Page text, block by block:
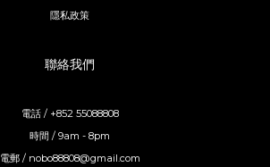
隱私政策
聯絡我們
電話 / +852 55088808
時間 / 9am - 8pm
電郵 / nobo88808@gmail.com